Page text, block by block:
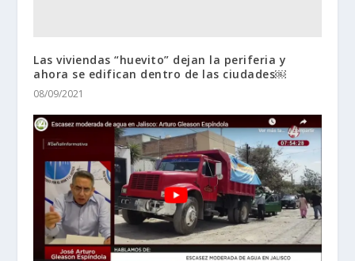
Las viviendas “huevito” dejan la periferia y
ahora se edifican dentro de las ciudades￼
08/09/2021